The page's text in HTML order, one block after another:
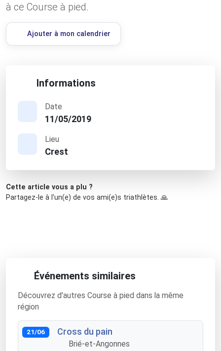
à ce Course à pied.
Ajouter à mon calendrier
Informations
Date
11/05/2019
Lieu
Crest
Cette article vous a plu ?
Partagez-le à l'un(e) de vos ami(e)s triathlètes. 🙏
Événements similaires
Découvrez d'autres Course à pied dans la même
région
21/06 Cross du pain
Brié-et-Angonnes